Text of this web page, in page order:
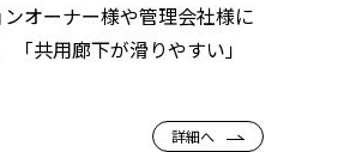
オーナー様や管理会社様に
共用廊下が滑りやすい」
詳細へ